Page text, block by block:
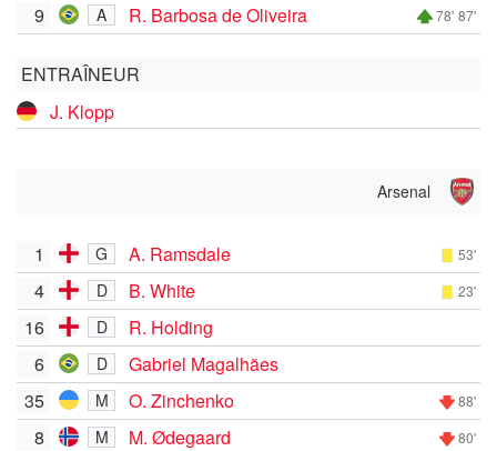
9 A R. Barbosa de Oliveira 78' 87'
ENTRAÎNEUR
J. Klopp
Arsenal
1 G A. Ramsdale 53'
4 D B. White 23'
16 D
R. Holding
6
D
Gabriel Magalhães
35
M O. Zinchenko 88'
8 M M. Ødegaard 80'